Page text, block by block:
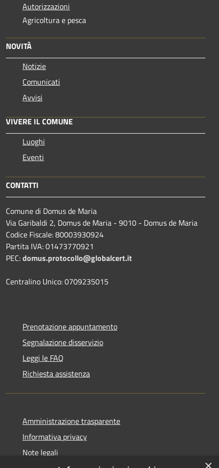
Autorizzazioni
Agricoltura e pesca
NOVITÀ
Notizie
Comunicati
Avvisi
VIVERE IL COMUNE
Luoghi
Eventi
CONTATTI
Comune di Domus de Maria
Via Garibaldi 2, Domus de Maria - 9010 - Domus de Maria
Codice Fiscale: 80003930924
Partita IVA: 01473770921
PEC:domus.protocollo@globalcert.it
Centralino Unico: 0709235015
Prenotazione appuntamento
Segnalazione disservizio
Leggi le FAQ
Richiesta assistenza
Amministrazione trasparente
Informativa privacy
Note legali